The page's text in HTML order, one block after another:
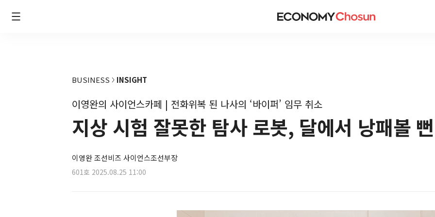
BUSINESS INSIGHT
이영완의 사이언스카페 | 전화위복 된 나사의 ‘바이퍼’ 임무 취소
지상 시험 잘못한 탐사 로봇, 달에서 낭패볼 뻔
이영완 조선비즈 사이언스조선부장
601호 2025.08.25 11:00